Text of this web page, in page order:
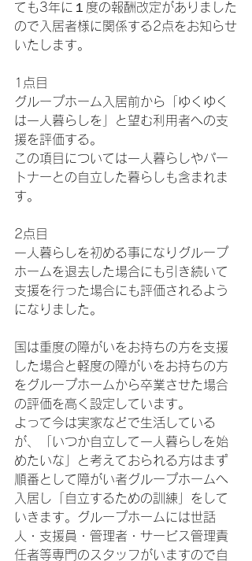
ても3年に１度の報酬改定がありました
ので入居者様に関係する2点をお知らせ
いたします。
1点目
グループホーム入居前から「ゆくゆく
は一人暮らしを」と望む利用者への支
援を評価する。
この項目については一人暮らしやパー
トナーとの自立した暮らしも含まれま
す。
2点目
一人暮らしを初める事になりグループ
ホームを退去した場合にも引き続いて
支援を行った場合にも評価されるよう
になりました。
国は重度の障がいをお持ちの方を支援
した場合と軽度の障がいをお持ちの方
をグループホームから卒業させた場合
の評価を高く設定しています。
よって今は実家などで生活している
が、「いつか自立して一人暮らしを始
めたいな」と考えておられる方はまず
順番として障がい者グループホームへ
入居し「自立するための訓練」をして
いきます。グループホームには世話
人・支援員・管理者・サービス管理責
任者等専門のスタッフがいますので自